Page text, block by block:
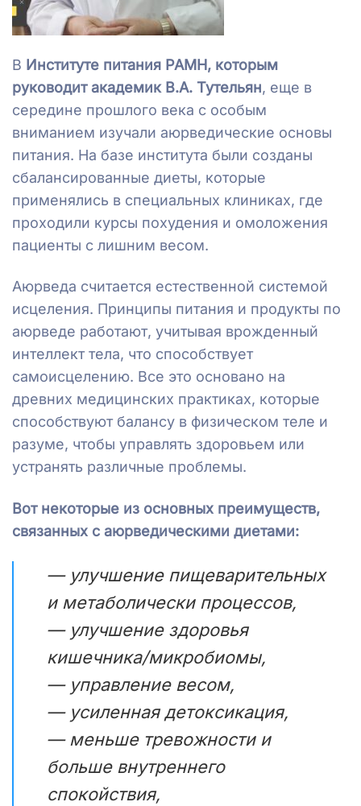
В Институте питания РАМН, которым
руководит академик В.А. Тутельян, еще в
середине прошлого века с особым
вниманием изучали аюрведические основы
питания. На базе института были созданы
сбалансированные диеты, которые
применялись в специальных клиниках, где
проходили курсы похудения и омоложения
пациенты с лишним весом.
Аюрведа считается естественной системой
исцеления. Принципы питания и продукты по
аюрведе работают, учитывая врожденный
интеллект тела, что способствует
самоисцелению. Все это основано на
древних медицинских практиках, которые
способствуют балансу в физическом теле и
разуме, чтобы управлять здоровьем или
устранять различные проблемы.
Вот некоторые из основных преимуществ,
связанных с аюрведическими диетами:
— улучшение пищеварительных
и метаболически процессов,
— улучшение здоровья
кишечника/микробиомы,
— управление весом,
— усиленная детоксикация,
— меньше тревожности и
больше внутреннего
спокойствия,